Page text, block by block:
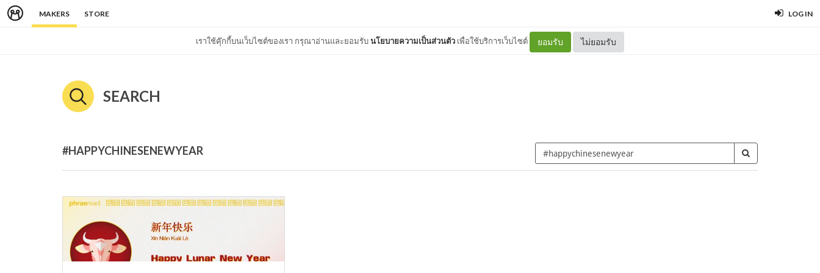
MAKERS STORE LOG IN
เราใช้คุ๊กกี้บนเว็บไซต์ของเรา กรุณาอ่านและยอมรับนโยบายความเป็นส่วนตัว เพื่อใช้บริการเว็บไซต์ ยอมรับ ไม่ยอมรับ
SEARCH
#HAPPYCHINESENEWYEAR